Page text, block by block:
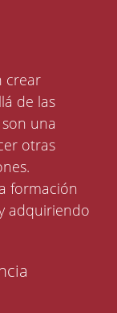
crear
de las
otras
formación
adquiriendo